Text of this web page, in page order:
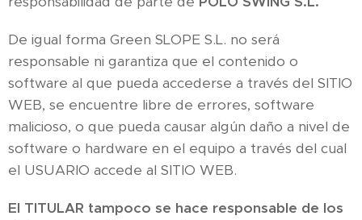
De igual forma Green SLOPE S.L. no será
responsable ni garantiza que el contenido o
software al que pueda accederse a través del SITIO
WEB, se encuentre libre de errores, software
malicioso, o que pueda causar algún daño a nivel de
software o hardware en el equipo a través del cual
el USUARIO accede al SITIO WEB.
El TITULAR tampoco se hace responsable de los